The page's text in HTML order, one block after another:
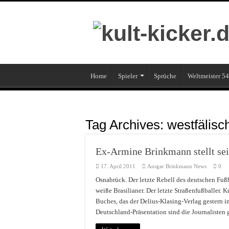
Home Spieler Sprüche Weltmeister 54
Tag Archives:
Ex-Armine Brinkmann stellt
17. April 2011 Ansgar Brinkmann News 0
Osnabrück. Der letzte Rebell des deutschen
weiße Brasilianer. Der letzte Straßenfußballer.
Buches, das der Delius-Klasing-Verlag gestern
Deutschland-Präsentation sind die Journalisten